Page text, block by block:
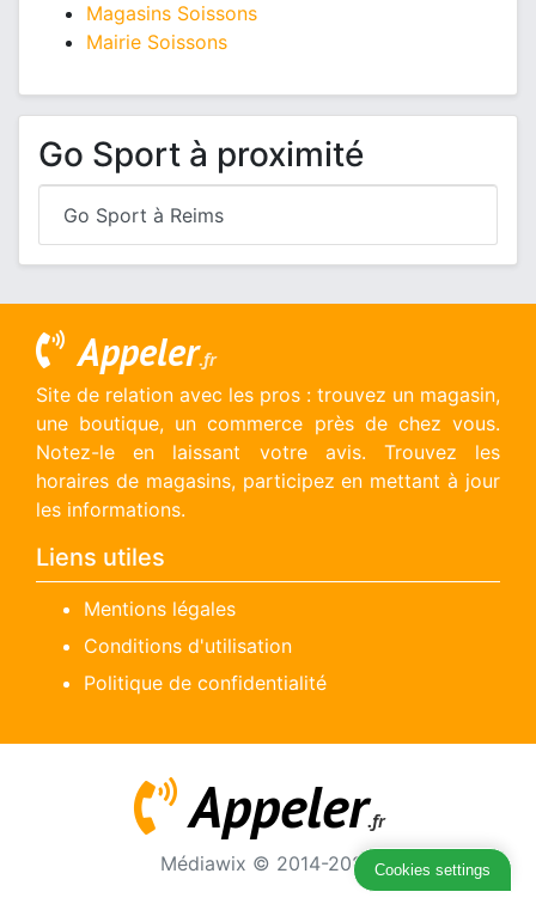
Magasins Soissons
Mairie Soissons
Go Sport à proximité
Go Sport à Reims
Appeler.fr
Site de relation avec les pros : trouvez un magasin,
une boutique, un commerce près de chez vous.
Notez-le en laissant votre avis. Trouvez les
horaires de magasins, participez en mettant à jour
les informations.
Liens utiles
Mentions légales
Conditions d'utilisation
Politique de confidentialité
Appeler.fr
Médiawix © 2014-2026Cookies settings